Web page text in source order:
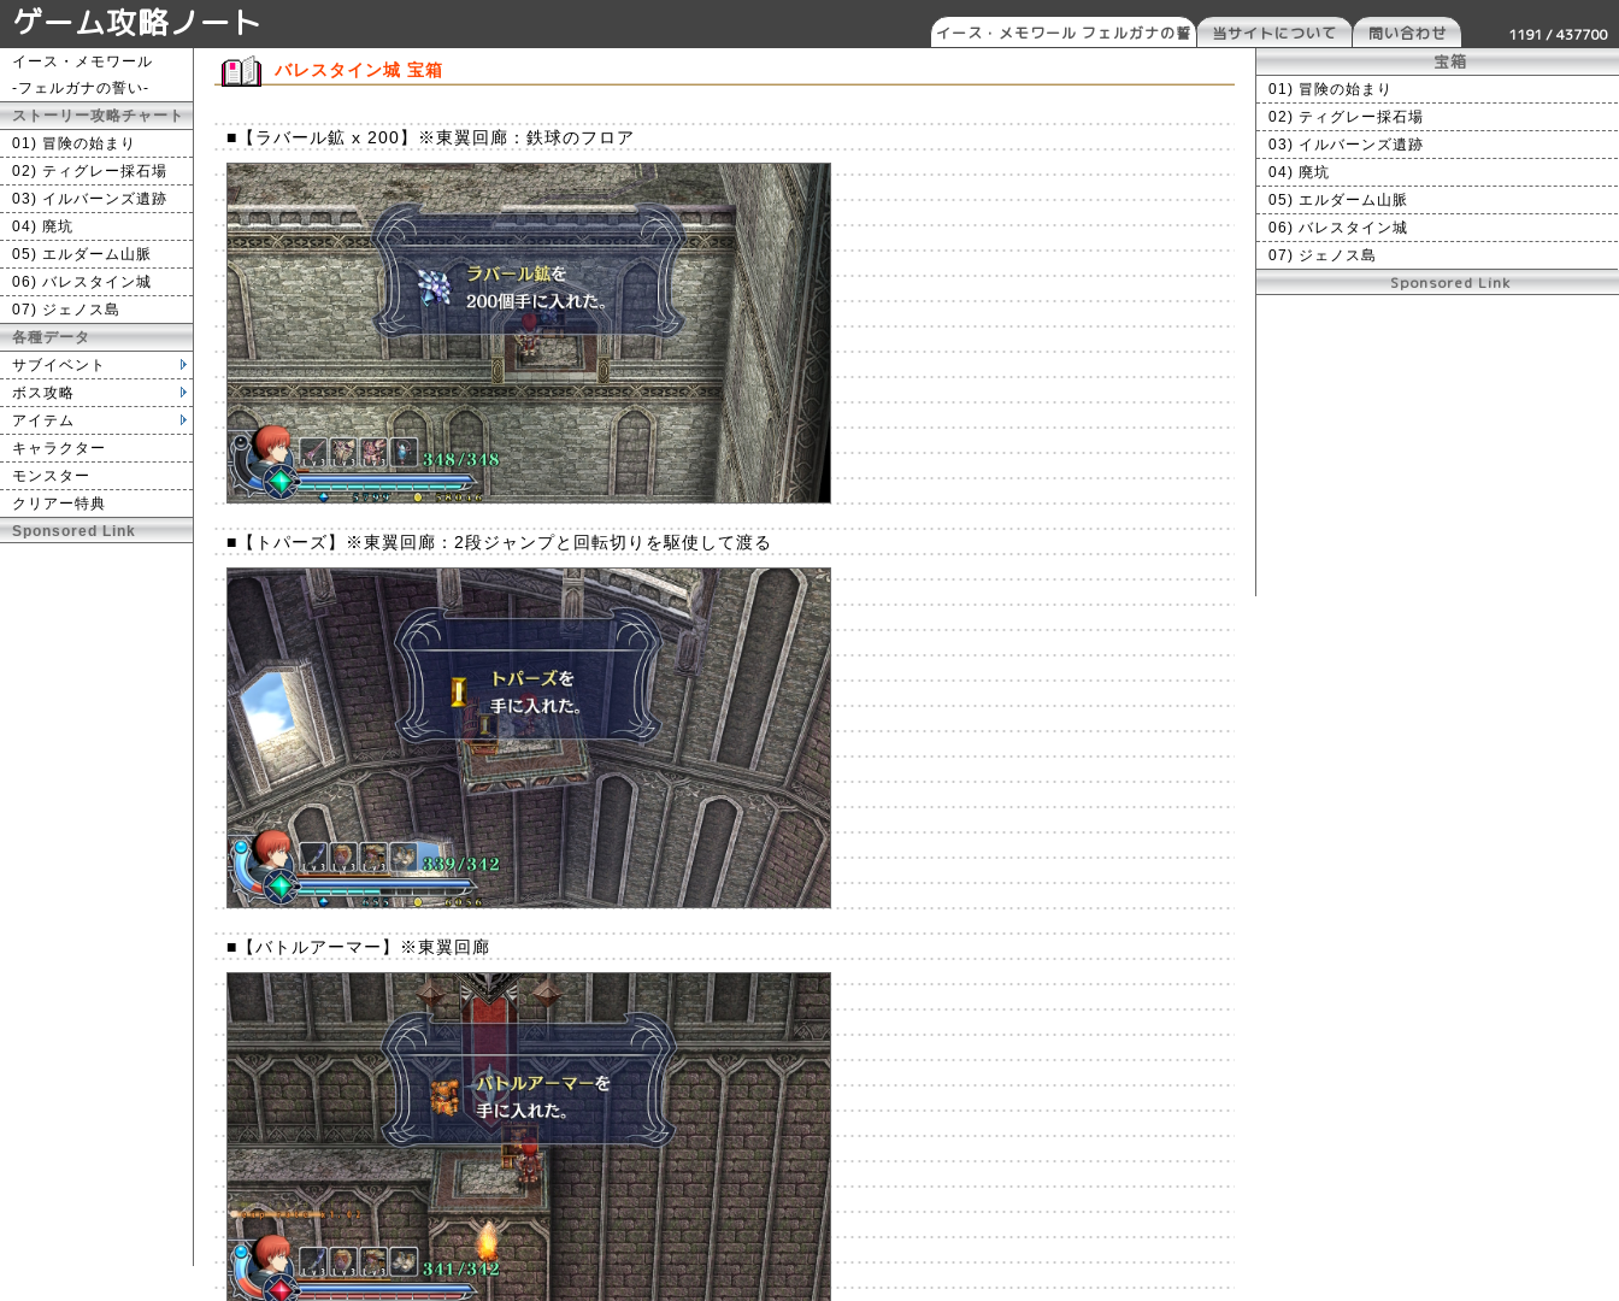
ゲーム攻略ノート 1191 / 437700
イース・メモワール フェルガナの誓
い
当サイトについて 問い合わせ
イース・メモワール
-フェルガナの誓い-
ストーリー攻略チャート
01) 冒険の始まり
02) ティグレー採石場
03) イルバーンズ遺跡
04) 廃坑
05) エルダーム山脈
06) バレスタイン城
07) ジェノス島
各種データ
サブイベント
ボス攻略
アイテム
キャラクター
モンスター
クリアー特典
Sponsored Link
バレスタイン城 宝箱
■【ラバール鉱 x 200】※東翼回廊：鉄球のフロア
■【トパーズ】※東翼回廊：2段ジャンプと回転切りを駆使して渡る
■【バトルアーマー】※東翼回廊
宝箱
01) 冒険の始まり
02) ティグレー採石場
03) イルバーンズ遺跡
04) 廃坑
05) エルダーム山脈
06) バレスタイン城
07) ジェノス島
Sponsored Link